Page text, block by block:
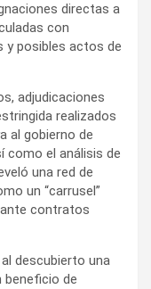
directas a
con
y posibles actos de
adjudicaciones
realizados
al gobierno de
como el análisis de
una red de
un “carrusel”
contratos
descubierto una
de